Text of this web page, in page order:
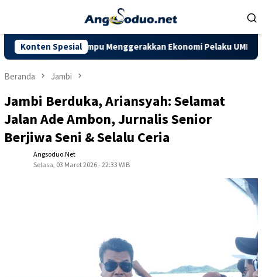
Konten Spesial
Mampu Menggerakkan Ekonomi Pelaku UMKM
Beranda Jambi
Jambi Berduka, Ariansyah: Selamat
Jalan Ade Ambon, Jurnalis Senior
Berjiwa Seni & Selalu Ceria
Angsoduo.net
Selasa, 03 Maret 2026 - 22:33 WIB